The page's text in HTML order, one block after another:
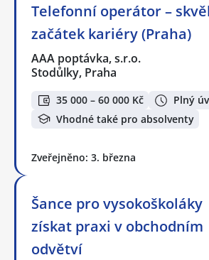
Telefonní operátor –
začátek kariéry (Praha)
AAA poptávka, s.r.o.
Stodůlky, Praha
35 000 – 60 000 Kč
Plný
Vhodné také pro absolventy
Zveřejněno: 3. března
Šance pro vysokoškoláky
získat praxi v obchodním
odvětví